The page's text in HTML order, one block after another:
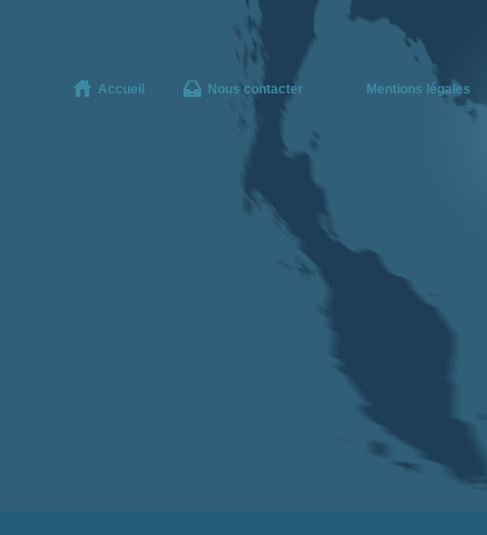
Accueil Nous contacter Mentions légales